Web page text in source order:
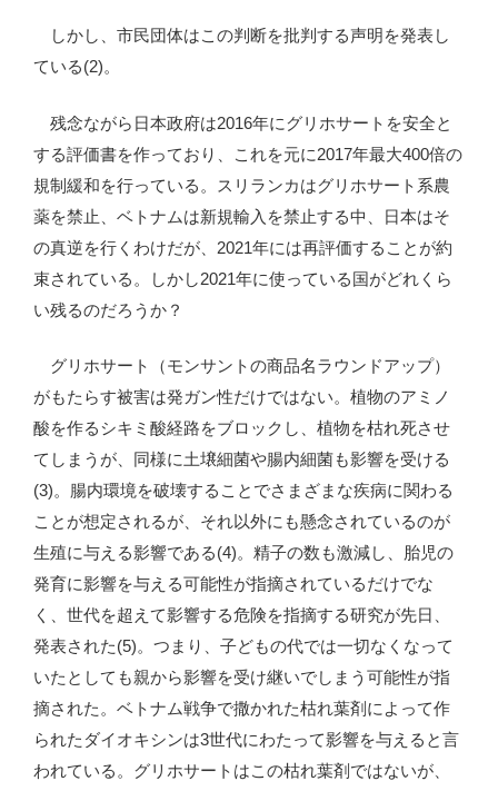
しかし、市民団体はこの判断を批判する声明を発表し
ている(2)。
残念ながら日本政府は2016年にグリホサートを安全と
する評価書を作っており、これを元に2017年最大400倍の
規制緩和を行っている。スリランカはグリホサート系農
薬を禁止、ベトナムは新規輸入を禁止する中、日本はそ
の真逆を行くわけだが、2021年には再評価することが約
束されている。しかし2021年に使っている国がどれくら
い残るのだろうか？
グリホサート（モンサントの商品名ラウンドアップ）
がもたらす被害は発ガン性だけではない。植物のアミノ
酸を作るシキミ酸経路をブロックし、植物を枯れ死させ
てしまうが、同様に土壌細菌や腸内細菌も影響を受ける
(3)。腸内環境を破壊することでさまざまな疾病に関わる
ことが想定されるが、それ以外にも懸念されているのが
生殖に与える影響である(4)。精子の数も激減し、胎児の
発育に影響を与える可能性が指摘されているだけでな
く、世代を超えて影響する危険を指摘する研究が先日、
発表された(5)。つまり、子どもの代では一切なくなって
いたとしても親から影響を受け継いでしまう可能性が指
摘された。ベトナム戦争で撒かれた枯れ葉剤によって作
られたダイオキシンは3世代にわたって影響を与えると言
われている。グリホサートはこの枯れ葉剤ではないが、